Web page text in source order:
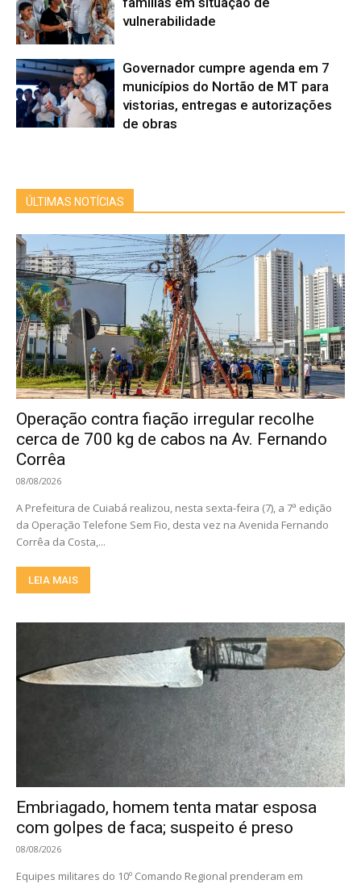
vulnerabilidade
Governador cumpre agenda em 7
municípios do Nortão de MT para
vistorias, entregas e autorizações
de obras
ÚLTIMAS NOTÍCIAS
Operação contra fiação irregular recolhe
cerca de 700 kg de cabos na Av. Fernando
Corrêa
08/08/2026
A Prefeitura de Cuiabá realizou, nesta sexta-feira (7), a 7ª edição
da Operação Telefone Sem Fio, desta vez na Avenida Fernando
Corrêa da Costa,...
LEIA MAIS
Embriagado, homem tenta matar esposa
com golpes de faca; suspeito é preso
08/08/2026
Equipes militares do 10º Comando Regional prenderam em